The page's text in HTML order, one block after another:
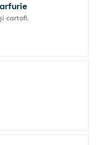
cartofi.